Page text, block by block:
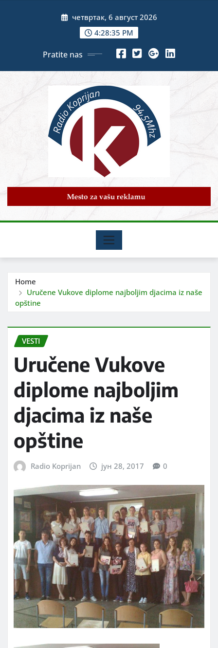
четвртак, 6 август 2026
4:28:36 PM
Pratite nas
Home
Uručene Vukove diplome najboljim djacima iz naše
opštine
VESTI
Uručene Vukove
diplome najboljim
djacima iz naše
opštine
Radio Koprijan јун 28, 2017 0